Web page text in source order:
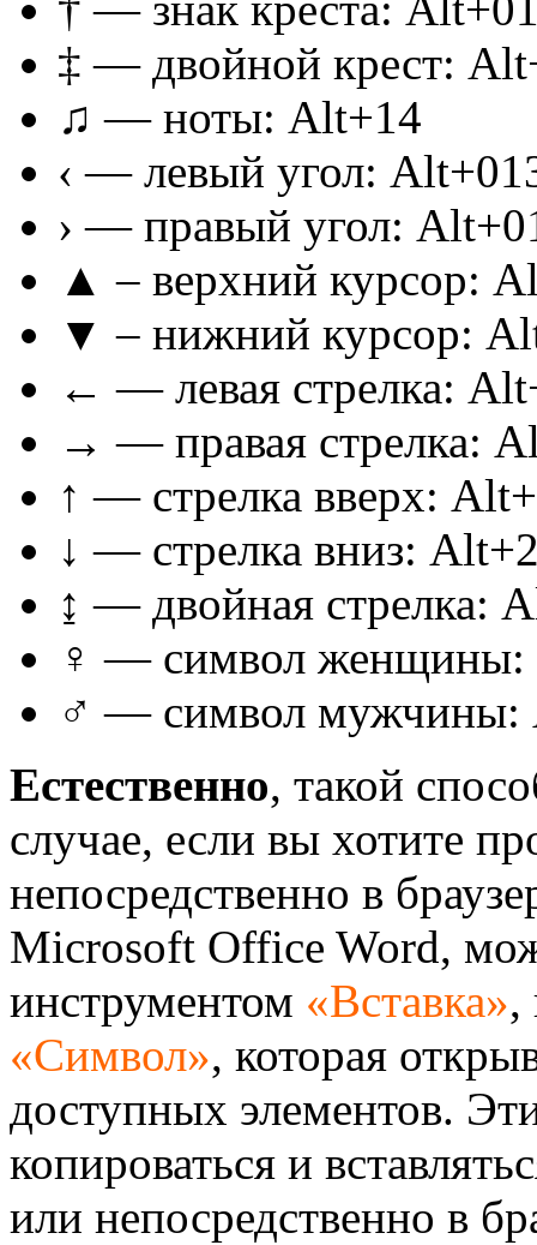
‡ — двойной крест:
♫ — ноты: Alt+14
‹ — левый угол:
› — правый угол:
▲ – верхний курсор:
▼ – нижний курсор:
← — левая стрелка:
→ — правая стрелка:
↑ — стрелка вверх:
↓ — стрелка вниз:
↨ — двойная стрелка:
♀ — символ женщины:
♂ — символ мужчины:
Естественно, такой
случае, если вы хотите
непосредственно в
Microsoft Office Word,
инструментом «Вставка»,
«Символ», которая
доступных элементов.
копироваться и
или непосредственно в